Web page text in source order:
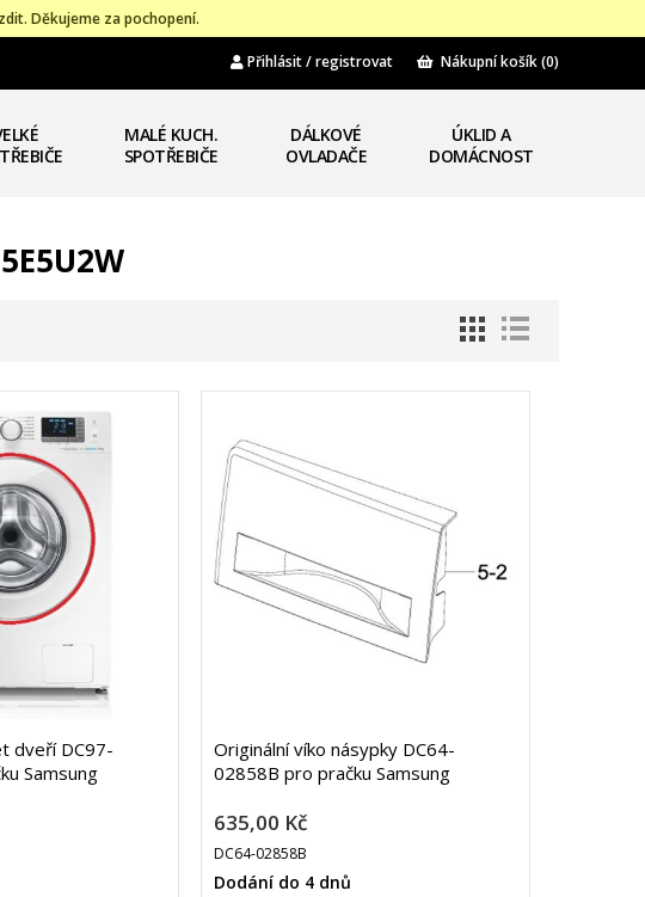
Děkujeme za pochopení.
Přihlásit / registrovat Nákupní košík(0)
MALÉ KUCH.
SPOTŘEBIČE
DÁLKOVÉ
OVLADAČE
ÚKLID A
DOMÁCNOST
dveří DC97-
Samsung
Originální víko násypky DC64-
02858B pro pračku Samsung
635,00 Kč
DC64-02858B
Dodání do 4 dnů